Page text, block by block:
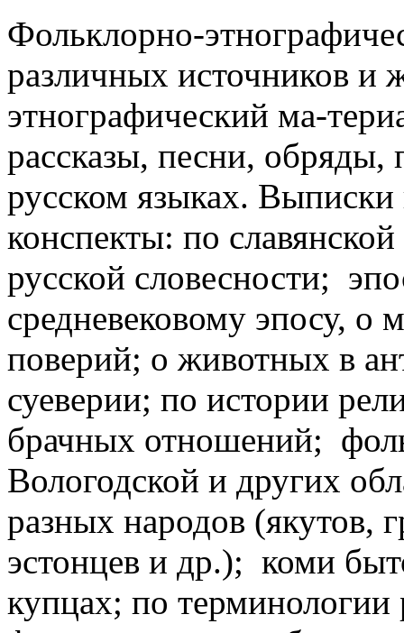
Фольклорно-
различных источников и
этнографический ма-
рассказы, песни, обряды,
русском языках.
конспекты: по
русской словесности;
средневековому эпосу, о
поверий; о животных в
суеверии; по истории
брачных отношений;
Вологодской и других
разных народов (якутов,
эстонцев и др.); коми
купцах; по терминологии